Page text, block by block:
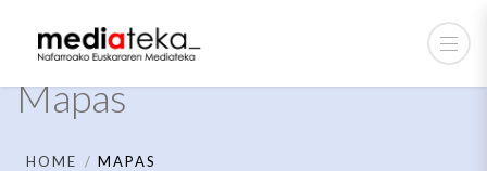
Mapas
HOME MAPAS